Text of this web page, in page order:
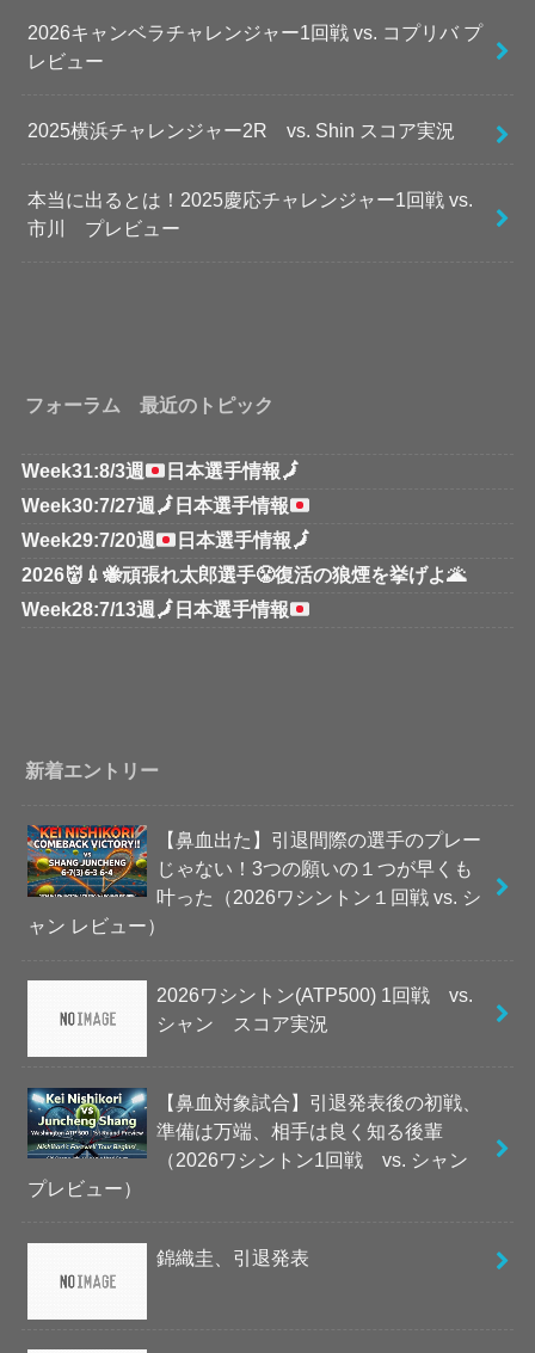
2026キャンベラチャレンジャー1回戦 vs. コプリバ プ
レビュー
2025横浜チャレンジャー2R vs. Shin スコア実況
本当に出るとは！2025慶応チャレンジャー1回戦 vs.
市川 プレビュー
フォーラム 最近のトピック
Week31:8/3週 日本選手情報🗾
Week30:7/27週 🗾 日本選手情報
Week29:7/20週
日本選手情報🗾
2026👹💉🐝頑張れ太郎選手😤復活の狼煙を挙げよ🌋
Week28:7/13週 🗾 日本選手情報
新着エントリー
【鼻血出た】引退間際の選手のプレー
じゃない！3つの願いの１つが早くも
叶った（2026ワシントン１回戦 vs. シ
ャン レビュー）
2026ワシントン(ATP500) 1回戦 vs.
シャン スコア実況
【鼻血対象試合】引退発表後の初戦、
準備は万端、相手は良く知る後輩
（2026ワシントン1回戦 vs. シャン
プレビュー）
錦織圭、引退発表